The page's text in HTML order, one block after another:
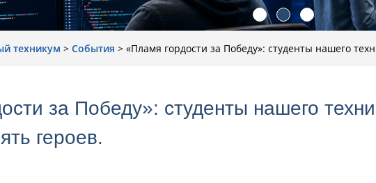
техникум > События > «Пламя гордости за Победу»: студенты нашего
за Победу»: студенты нашего
героев.